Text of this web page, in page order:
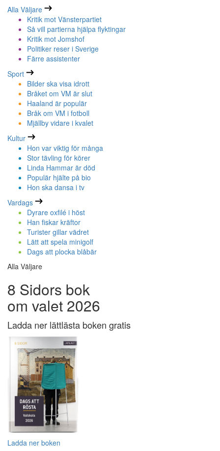
Alla Väljare
Kritik mot Vänsterpartiet
Så vill partierna hjälpa flyktingar
Kritik mot Jomshof
Politiker reser i Sverige
Färre assistenter
Sport
Bilder ska visa idrott
Bråket om VM är slut
Haaland är populär
Bråk om VM i fotboll
Mjällby vidare i kvalet
Kultur
Hon var viktig för många
Stor tävling för körer
Linda Hammar är död
Populär hjälte på bio
Hon ska dansa i tv
Vardags
Dyrare oxfilé i höst
Han fiskar kräftor
Turister gillar vädret
Lätt att spela minigolf
Dags att plocka blåbär
Alla Väljare
8 Sidors bok
om valet 2026
Ladda ner lättlästa boken gratis
Ladda ner boken